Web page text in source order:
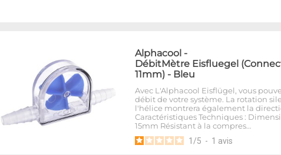
Alphacool -
DébitMètre Eisfluegel
11mm) - Bleu
Avec L'Alphacool Eisflügel, vous
débit de votre système. La rotation
l'hélice montrera également la
Caractéristiques Techniques :
15mm Résistant à la compres…
1 /5 - 1 avis